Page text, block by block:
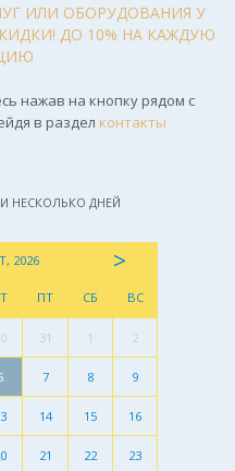
ИЛИ ОБОРУДОВАНИЯ У
ДО 10% НА КАЖДУЮ
нажав на кнопку рядом с
в раздел контакты
НЕСКОЛЬКО ДНЕЙ
2026 >
ПТ СБ ВС
31 1 2
7 8 9
14 15 16
21 22 23